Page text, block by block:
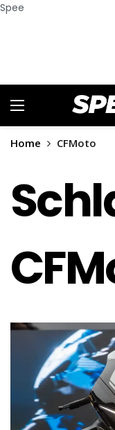
Spee
Home CFMoto